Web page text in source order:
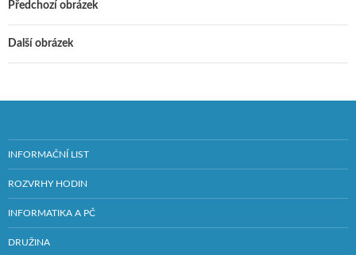
Předchozí obrázek
Další obrázek
INFORMAČNÍ LIST
ROZVRHY HODIN
INFORMATIKA A PČ
DRUŽINA